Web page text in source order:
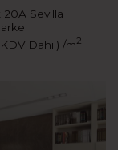
20A Sevilla
Dahil) /m2